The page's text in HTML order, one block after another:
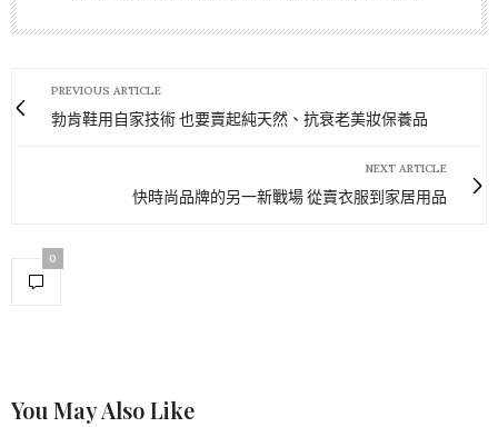
PREVIOUS ARTICLE
勃肯鞋用自家技術 也要賣起純天然、抗衰老美妝保養品
NEXT ARTICLE
快時尚品牌的另一新戰場 從賣衣服到家居用品
0
You May Also Like